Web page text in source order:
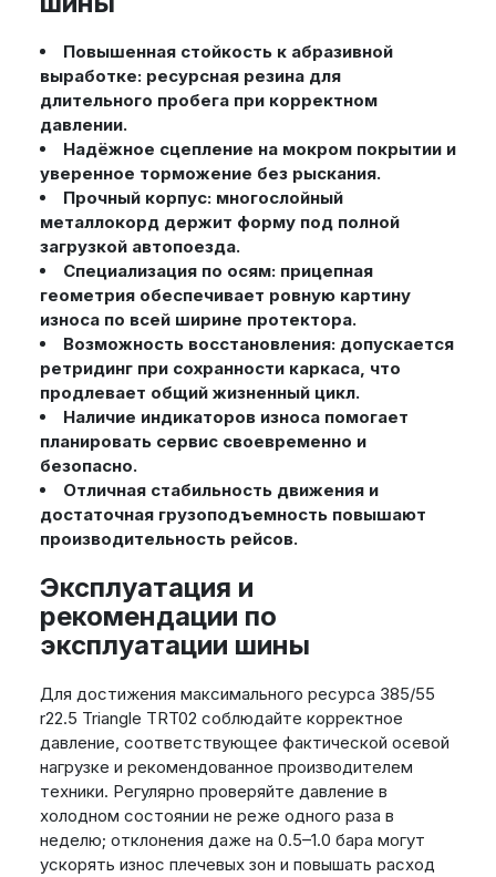
Повышенная стойкость к абразивной
выработке: ресурсная резина для
длительного пробега при корректном
давлении.
Надёжное сцепление на мокром покрытии и
уверенное торможение без рыскания.
Прочный корпус: многослойный
металлокорд держит форму под полной
загрузкой автопоезда.
Специализация по осям: прицепная
геометрия обеспечивает ровную картину
износа по всей ширине протектора.
Возможность восстановления: допускается
ретридинг при сохранности каркаса, что
продлевает общий жизненный цикл.
Наличие индикаторов износа помогает
планировать сервис своевременно и
безопасно.
Отличная стабильность движения и
достаточная грузоподъемность повышают
производительность рейсов.
Эксплуатация и
рекомендации по
эксплуатации шины
Для достижения максимального ресурса 385/55
r22.5 Triangle TRT02 соблюдайте корректное
давление, соответствующее фактической осевой
нагрузке и рекомендованное производителем
техники. Регулярно проверяйте давление в
холодном состоянии не реже одного раза в
неделю; отклонения даже на 0.5–1.0 бара могут
ускорять износ плечевых зон и повышать расход